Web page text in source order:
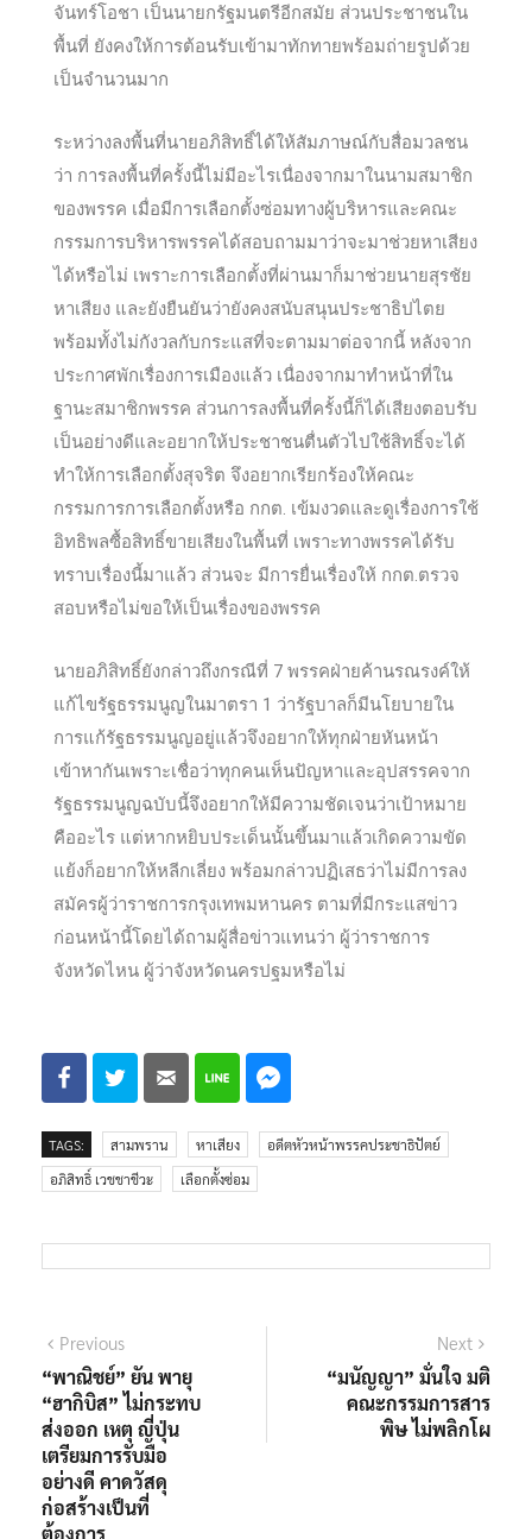
จันทร์โอชา เป็นนายกรัฐมนตรีอีกสมัย ส่วนประชาชนใน
พื้นที่ ยังคงให้การต้อนรับเข้ามาทักทายพร้อมถ่ายรูปด้วย
เป็นจำนวนมาก
ระหว่างลงพื้นที่นายอภิสิทธิ์ได้ให้สัมภาษณ์กับสื่อมวลชน
ว่า การลงพื้นที่ครั้งนี้ไม่มีอะไรเนื่องจากมาในนามสมาชิก
ของพรรค เมื่อมีการเลือกตั้งซ่อมทางผู้บริหารและคณะ
กรรมการบริหารพรรคได้สอบถามมาว่าจะมาช่วยหาเสียง
ได้หรือไม่ เพราะการเลือกตั้งที่ผ่านมาก็มาช่วยนายสุรชัย
หาเสียง และยังยืนยันว่ายังคงสนับสนุนประชาธิปไตย
พร้อมทั้งไม่กังวลกับกระแสที่จะตามมาต่อจากนี้ หลังจาก
ประกาศพักเรื่องการเมืองแล้ว เนื่องจากมาทำหน้าที่ใน
ฐานะสมาชิกพรรค ส่วนการลงพื้นที่ครั้งนี้ก็ได้เสียงตอบรับ
เป็นอย่างดีและอยากให้ประชาชนตื่นตัวไปใช้สิทธิ์จะได้
ทำให้การเลือกตั้งสุจริต จึงอยากเรียกร้องให้คณะ
กรรมการการเลือกตั้งหรือ กกต. เข้มงวดและดูเรื่องการใช้
อิทธิพลซื้อสิทธิ์ขายเสียงในพื้นที่ เพราะทางพรรคได้รับ
ทราบเรื่องนี้มาแล้ว ส่วนจะ มีการยื่นเรื่องให้ กกต.ตรวจ
สอบหรือไม่ขอให้เป็นเรื่องของพรรค
นายอภิสิทธิ์ยังกล่าวถึงกรณีที่ 7 พรรคฝ่ายค้านรณรงค์ให้
แก้ไขรัฐธรรมนูญในมาตรา 1 ว่ารัฐบาลก็มีนโยบายใน
การแก้รัฐธรรมนูญอยู่แล้วจึงอยากให้ทุกฝ่ายหันหน้า
เข้าหากันเพราะเชื่อว่าทุกคนเห็นปัญหาและอุปสรรคจาก
รัฐธรรมนูญฉบับนี้จึงอยากให้มีความชัดเจนว่าเป้าหมาย
คืออะไร แต่หากหยิบประเด็นนั้นขึ้นมาแล้วเกิดความขัด
แย้งก็อยากให้หลีกเลี่ยง พร้อมกล่าวปฏิเสธว่าไม่มีการลง
สมัครผู้ว่าราชการกรุงเทพมหานคร ตามที่มีกระแสข่าว
ก่อนหน้านี้โดยได้ถามผู้สื่อข่าวแทนว่า ผู้ว่าราชการ
จังหวัดไหน ผู้ว่าจังหวัดนครปฐมหรือไม่
TAGS: สามพราน หาเสียง
อดีตหัวหน้าพรรคประชาธิปัตย์
อภิสิทธิ์ เวชชาชีวะ
เลือกตั้งซ่อม
Previous
“พาณิชย์” ยัน พายุ
“ฮากิบิส” ไม่กระทบ
ส่งออก เหตุ ญี่ปุ่น
เตรียมการรับมือ
อย่างดี คาดวัสดุ
ก่อสร้างเป็นที่
ต้องการ
Next
“มนัญญา” มั่นใจ มติ
คณะกรรมการสาร
พิษ ไม่พลิกโผ